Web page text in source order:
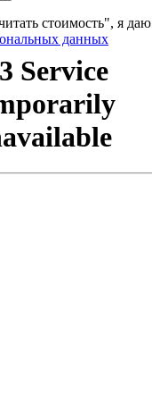
стоимость", я даю
данных